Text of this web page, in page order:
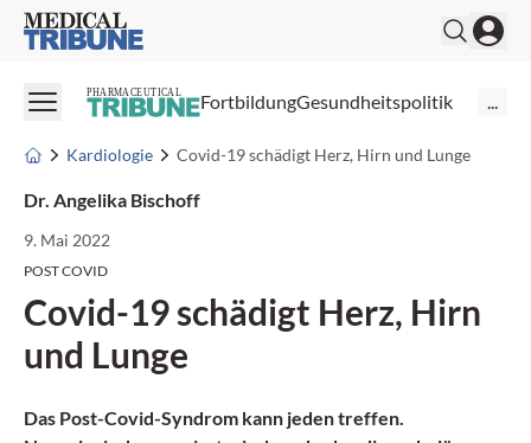
Medical Tribune
PHARMACEUTICAL FortbildungGesundheitspolitik ...
Kardiologie Covid-19 schädigt Herz, Hirn und Lunge
Dr. Angelika Bischoff
9. Mai 2022
POST COVID
Covid-19 schädigt Herz, Hirn
und Lunge
Das Post-Covid-Syndrom kann jeden treffen.